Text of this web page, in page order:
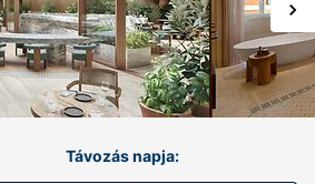
Távozás napja: